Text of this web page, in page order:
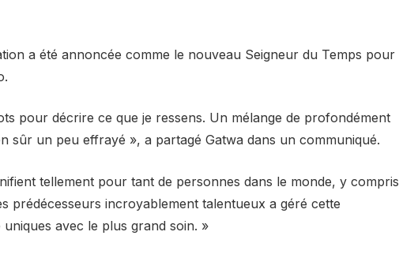
a été annoncée comme le nouveau Seigneur du Temps pour
pour décrire ce que je ressens. Un mélange de profondément
sûr un peu effrayé », a partagé Gatwa dans un communiqué.
tellement pour tant de personnes dans le monde, y compris
prédécesseurs incroyablement talentueux a géré cette
avec le plus grand soin. »